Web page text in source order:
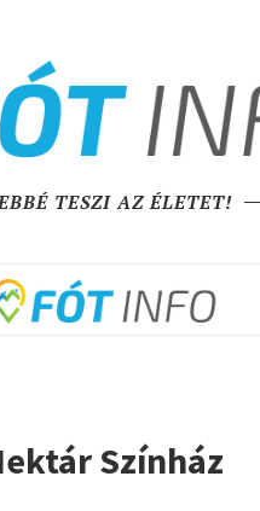
TESZI AZ ÉLETET!
Színház